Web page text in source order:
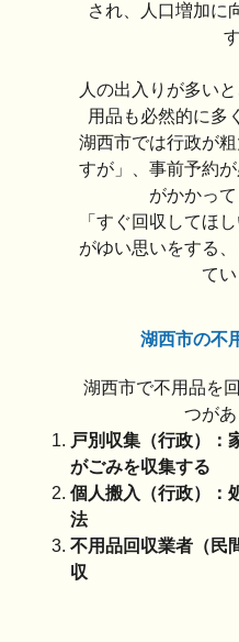
され、人口増加に
人の出入りが多い
用品も必然的に多
湖西市では行政が
すが」、事前予約
がかかって
「すぐ回収してほ
がゆい思いをする
てい
湖西市の不
湖西市で不用品を
つがあ
戸別収集（行政）：
がごみを収集する
個人搬入（行政）：
法
不用品回収業者（民
収